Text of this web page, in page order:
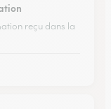
reçu dans la